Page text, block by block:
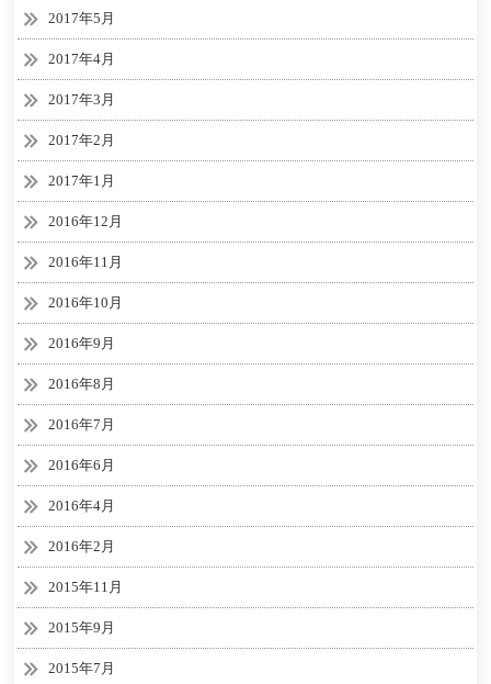
2017年5月
2017年4月
2017年3月
2017年2月
2017年1月
2016年12月
2016年11月
2016年10月
2016年9月
2016年8月
2016年7月
2016年6月
2016年4月
2016年2月
2015年11月
2015年9月
2015年7月